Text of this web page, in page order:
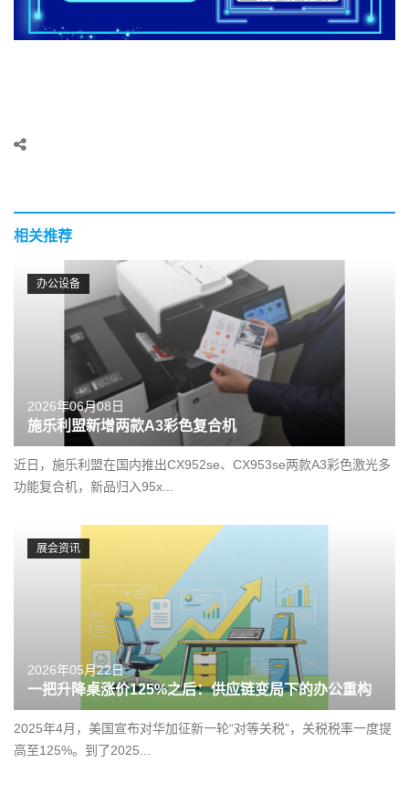
相关推荐
办公设备
2026年06月08日
施乐利盟新增两款A3彩色复合机
近日，施乐利盟在国内推出CX952se、CX953se两款A3彩色激光多
功能复合机，新品归入95x...
展会资讯
2026年05月22日
一把升降桌涨价125%之后：供应链变局下的办公重构
2025年4月，美国宣布对华加征新一轮“对等关税”，关税税率一度提
高至125%。到了2025...